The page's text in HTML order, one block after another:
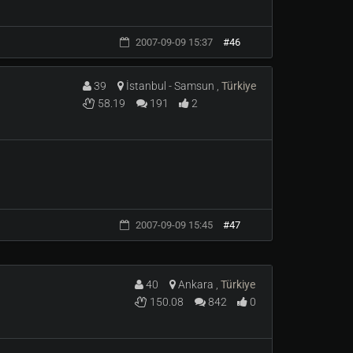
2007-09-09 15:37 #46
39 İstanbul - Samsun , Türkiye
58.19
191 2
2007-09-09 15:45 #47
40 Ankara , Türkiye
150.08
842 0